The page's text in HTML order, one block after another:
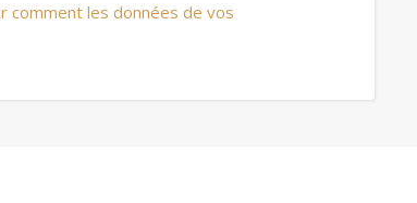
comment les données de vos